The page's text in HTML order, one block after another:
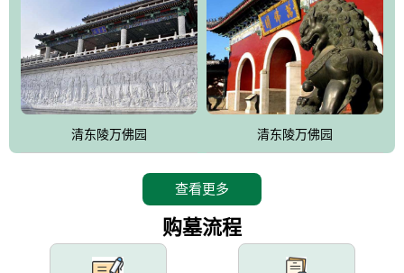
区建设中寻求陵园建设与景区建设的有机融合，充分发挥独一无二
的地形优势，打造现代艺术园林，建设旅游景观、寺庙、酒店等综
合服务设施，服务于陵园经营，使企业的多元化经营项目相互依
托、相互促进，园区绿化覆盖率达90%。
设计建造各种墓地墓位3万个；主体建筑金宝塔，墓位容量8万个，
能适应不同消费阶层的需求，为客户提供墓碑设计制作服务、特色
清东陵万佛园 清东陵万佛园
查看更多
购墓流程